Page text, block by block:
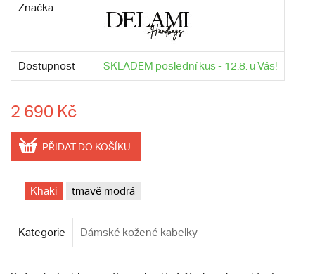
Značka
Dostupnost SKLADEM poslední kus - 12.8. u Vás!
2 690 Kč
PŘIDAT DO KOŠÍKU
Khaki tmavě modrá
Kategorie Dámské kožené kabelky